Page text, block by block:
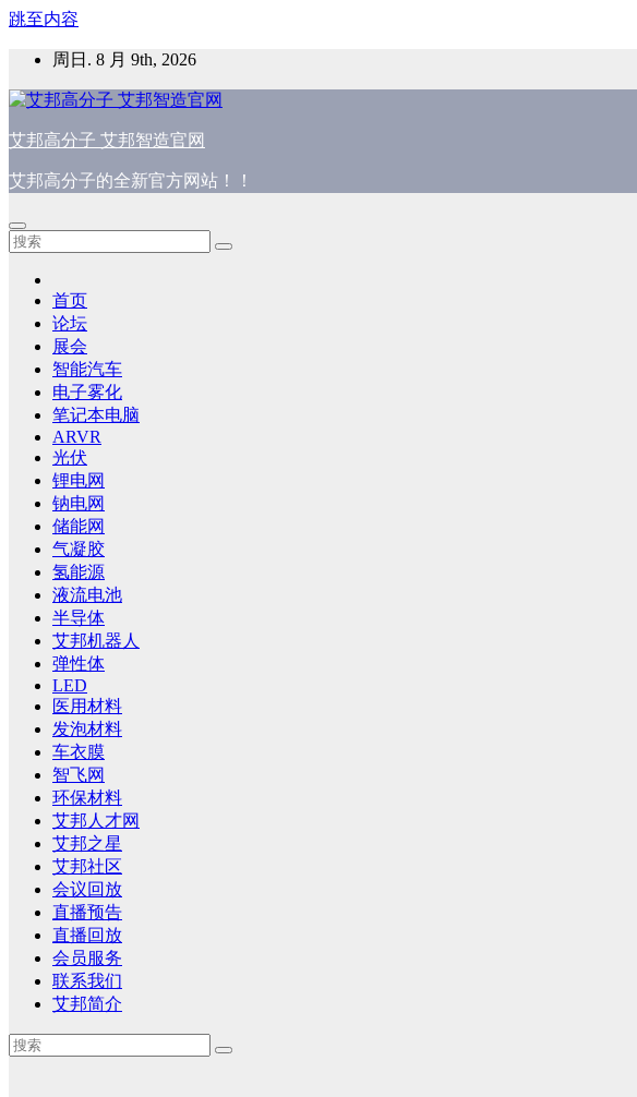
跳至内容
周日. 8 月 9th, 2026
艾邦高分子 艾邦智造官网
艾邦高分子的全新官方网站！！
首页
论坛
展会
智能汽车
电子雾化
笔记本电脑
ARVR
光伏
锂电网
钠电网
储能网
气凝胶
氢能源
液流电池
半导体
艾邦机器人
弹性体
LED
医用材料
发泡材料
车衣膜
智飞网
环保材料
艾邦人才网
艾邦之星
艾邦社区
会议回放
直播预告
直播回放
会员服务
联系我们
艾邦简介